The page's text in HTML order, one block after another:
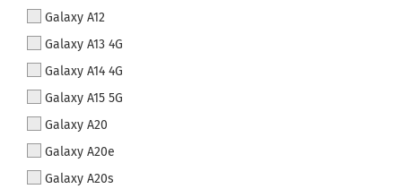
Galaxy A12
Galaxy A13 4G
Galaxy A14 4G
Galaxy A15 5G
Galaxy A20
Galaxy A20e
Galaxy A20s